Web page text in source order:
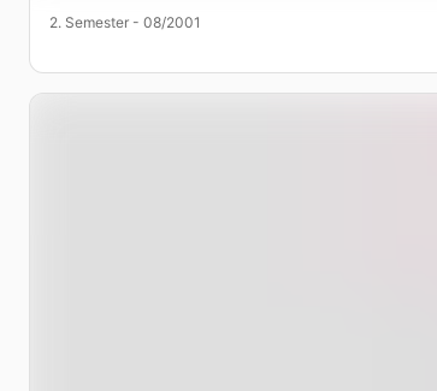
2. Semester - 08/2001